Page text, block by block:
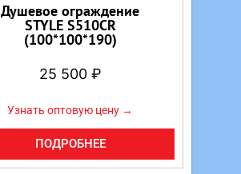
Душевое ограждение
STYLE S510CR
(100*100*190)
25 500 ₽
Узнать оптовую цену →
ПОДРОБНЕЕ